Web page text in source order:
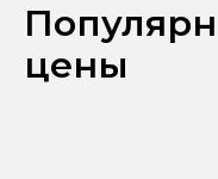
цены